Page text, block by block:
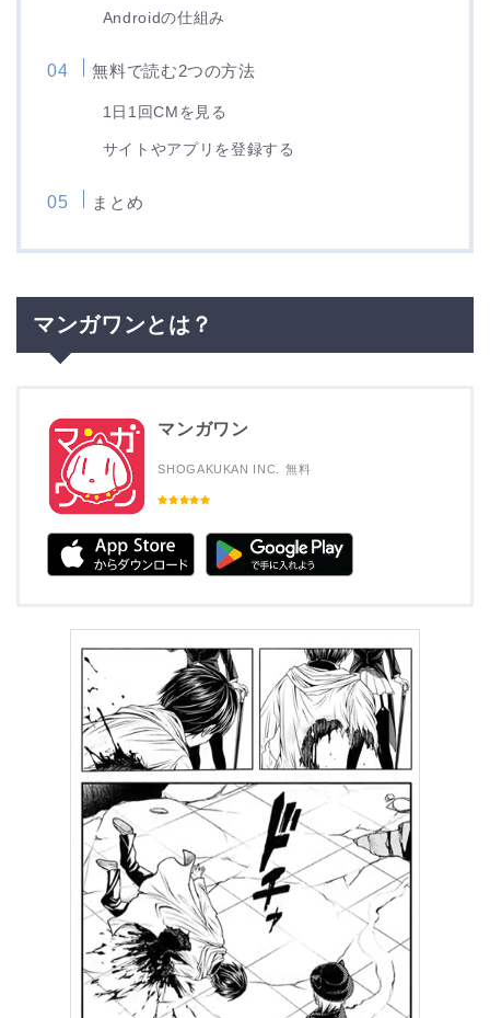
Androidの仕組み
無料で読む2つの方法
1日1回CMを見る
サイトやアプリを登録する
まとめ
マンガワンとは？
マンガワン
SHOGAKUKAN INC. 無料